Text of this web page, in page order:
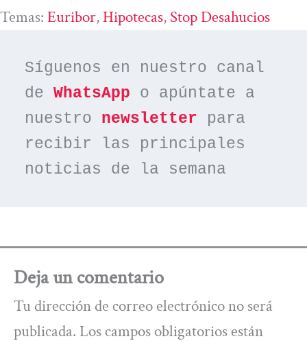
Temas: Euribor, Hipotecas, Stop Desahucios
Síguenos en nuestro canal
de WhatsApp o apúntate a
nuestro newsletter para
recibir las principales
noticias de la semana
Deja un comentario
Tu dirección de correo electrónico no será
publicada. Los campos obligatorios están